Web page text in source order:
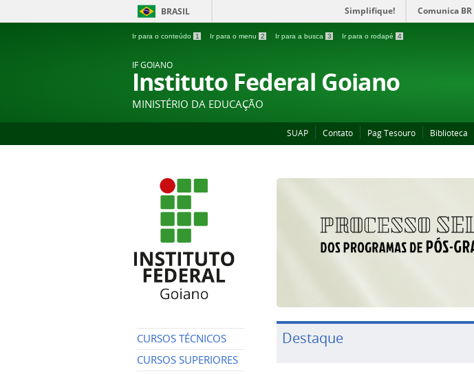
BRASIL Simplifique! Comunica BR
Ir para o conteúdo 1 Ir para o menu 2 Ir para a busca 3 Ir para o rodapé 4
IF GOIANO
Instituto Federal Goiano
MINISTÉRIO DA EDUCAÇÃO
SUAP Contato Pag Tesouro Biblioteca
CURSOS TÉCNICOS
CURSOS SUPERIORES
Destaque